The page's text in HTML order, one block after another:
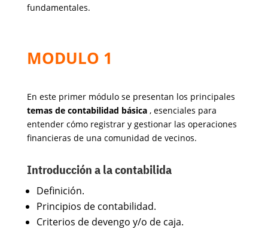
fundamentales.
MODULO 1
En este primer módulo se presentan los principales
temas de contabilidad básica , esenciales para
entender cómo registrar y gestionar las operaciones
financieras de una comunidad de vecinos.
Introducción a la contabilida
Definición.
Principios de contabilidad.
Criterios de devengo y/o de caja.